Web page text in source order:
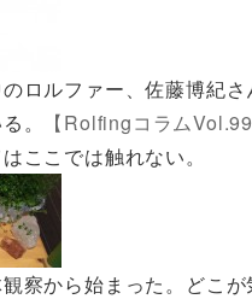
ロルファー、佐藤博紀
。
【RolfingコラムVol.99
ここでは触れない。
察から始まった。どこ